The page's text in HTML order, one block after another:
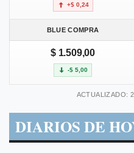
+$ 0,24
BLUE COMPRA
$ 1.509,00
-$ 5,00
ACTUALIZADO:
DIARIOS DE